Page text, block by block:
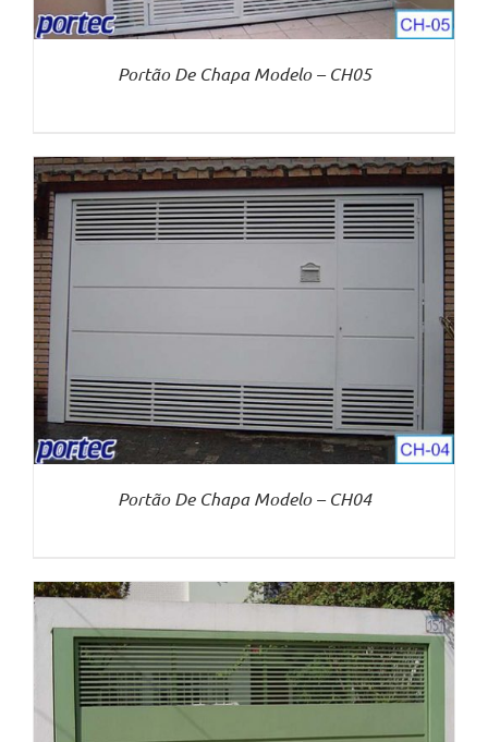
Portão De Chapa Modelo – CH05
Portão De Chapa Modelo – CH04